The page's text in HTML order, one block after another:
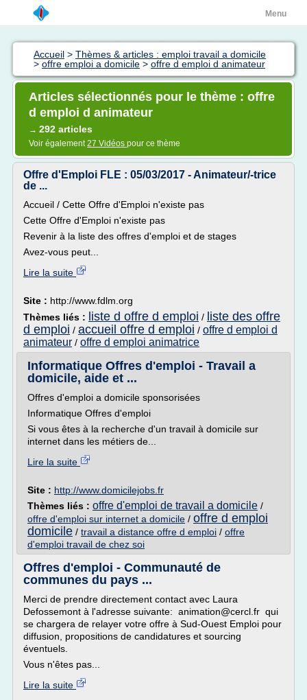
Menu
Accueil > Thèmes & articles : emploi travail a domicile
> offre emploi a domicile > offre d emploi d animateur
Articles sélectionnés pour le thème : offre
d emploi d animateur
→ 292 articles
Voir également27 Vidéos pour ce thème
Offre d'Emploi FLE : 05/03/2017 - Animateur/-trice
de ...
Accueil / Cette Offre d'Emploi n'existe pas
Cette Offre d'Emploi n'existe pas
Revenir à la liste des offres d'emploi et de stages
Avez-vous peut...
Lire la suite
Site : http://www.fdlm.org
Thèmes liés :
liste d offre d emploi / liste des offre
d emploi / accueil offre d emploi / offre d emploi d
animateur / offre d emploi animatrice
Informatique Offres d'emploi - Travail a
domicile, aide et ...
Offres d'emploi a domicile sponsorisées
Informatique Offres d'emploi
Si vous êtes à la recherche d'un travail à domicile sur
internet dans les métiers de...
Lire la suite
Site : http://www.domicilejobs.fr
Thèmes liés : offre d'emploi de travail a domicile /
offre d'emploi sur internet a domicile / offre d emploi
domicile / travail a distance offre d emploi / offre
d'emploi travail de chez soi
Offres d'emploi - Communauté de
communes du pays ...
Merci de prendre directement contact avec Laura
Defossemont à l'adresse suivante: animation@cercl.fr qui
se chargera de relayer votre offre à Sud-Ouest Emploi pour
diffusion, propositions de candidatures et sourcing
éventuels.
Vous n'êtes pas...
Lire la suite